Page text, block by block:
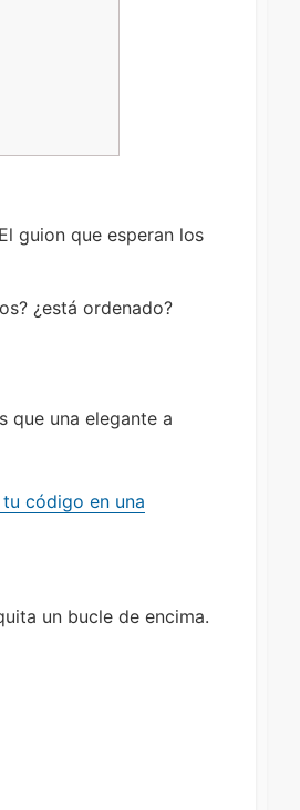
guion que esperan los
¿está ordenado?
que una elegante a
código en una
un bucle de encima.